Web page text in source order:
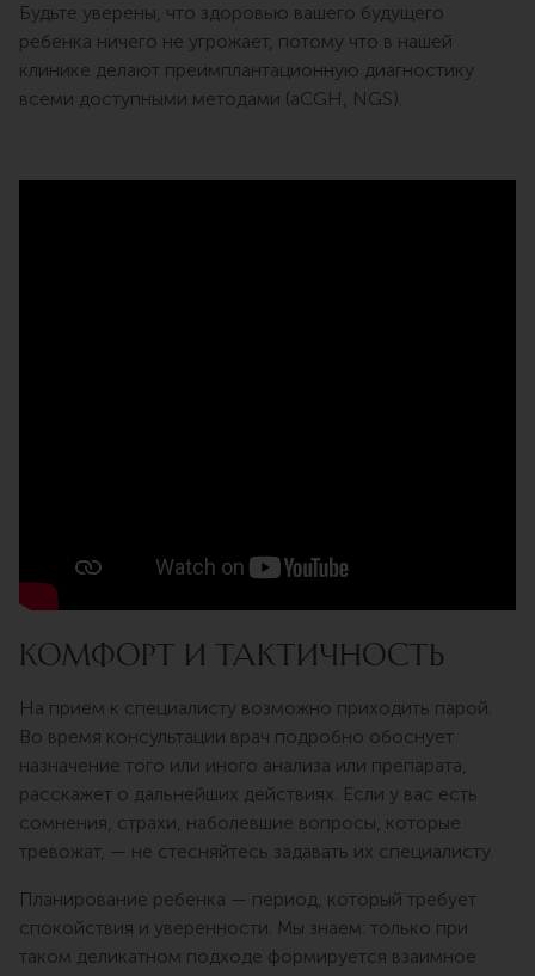
Будьте уверены, что здоровью вашего будущего
ребенка ничего не угрожает, потому что в нашей
клинике делают преимплантационную диагностику
всеми доступными методами (aCGH, NGS).
Комфорт и тактичность
На прием к специалисту возможно приходить парой.
Во время консультации врач подробно обоснует
назначение того или иного анализа или препарата,
расскажет о дальнейших действиях. Если у вас есть
сомнения, страхи, наболевшие вопросы, которые
тревожат, — не стесняйтесь задавать их специалисту.
Планирование ребенка — период, который требует
спокойствия и уверенности. Мы знаем: только при
таком деликатном подходе формируется взаимное